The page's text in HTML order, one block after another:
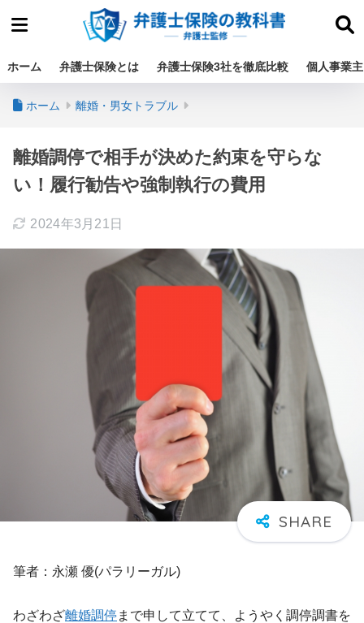
ホーム 弁護士保険とは 弁護士保険3社を徹底比較 個人事業
ホーム 離婚・男女トラブル
離婚調停で相手が決めた約束を守らな
い！履行勧告や強制執行の費用
2024年3月21日
筆者：永瀬 優(パラリーガル)
わざわざ離婚調停まで申して立てて、ようやく調停調書を